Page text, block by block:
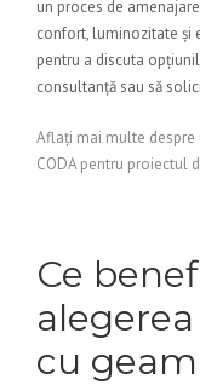
un proces de
confort, luminozitate și
pentru a discuta
consultanță sau să
Aflați mai multe despre
CODA pentru proiectul
Ce
cu